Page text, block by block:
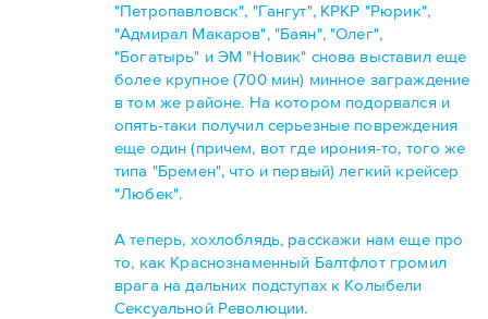
"Петропавловск", "Гангут", КРКР "Рюрик",
"Адмирал Макаров", "Баян", "Олег",
"Богатырь" и ЭМ "Новик" снова выставил еще
более крупное (700 мин) минное заграждение
в том же районе. На котором подорвался и
опять-таки получил серьезные повреждения
еще один (причем, вот где ирония-то, того же
типа "Бремен", что и первый) легкий крейсер
"Любек".
А теперь, хохлоблядь, расскажи нам еще про
то, как Краснознаменный Балтфлот громил
врага на дальних подступах к Колыбели
Сексуальной Революции.